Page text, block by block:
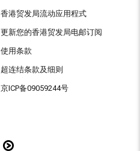
香港贸发局流动应用程式
更新您的香港贸发局电邮订阅
使用条款
超连结条款及细则
京ICP备09059244号